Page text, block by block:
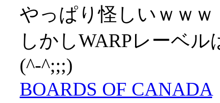
やっぱり怪しいｗｗｗ
しかしWARPレーベ
(^-^;;;)
BOARDS OF CANADA